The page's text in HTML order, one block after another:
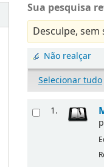
Sua pesquisa
Desculpe, sem
Não realçar
Selecionar tudo
1.